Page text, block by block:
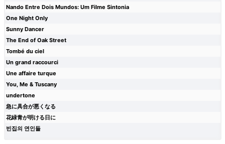
Nando Entre Dois Mundos: Um Filme Sintonia
One Night Only
Sunny Dancer
The End of Oak Street
Tombé du ciel
Un grand raccourci
Une affaire turque
You, Me & Tuscany
undertone
急に具合が悪くなる
花緑青が明ける日に
빈집의 연인들